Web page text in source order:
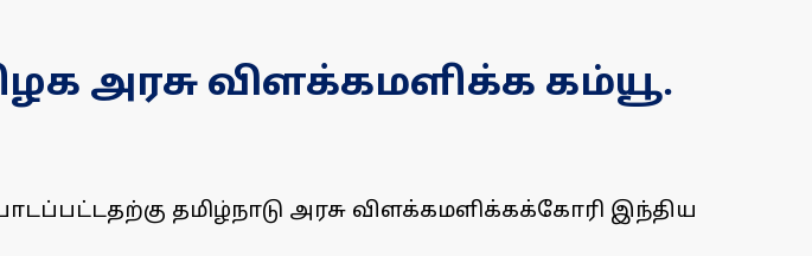
அரசு விளக்கமளிக்க கம்யூ.
தமிழ்நாடு அரசு விளக்கமளிக்கக்கோரி இந்திய